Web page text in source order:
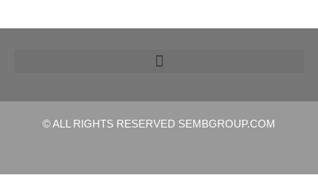
© ALL RIGHTS RESERVED​ SEMBGROUP.COM